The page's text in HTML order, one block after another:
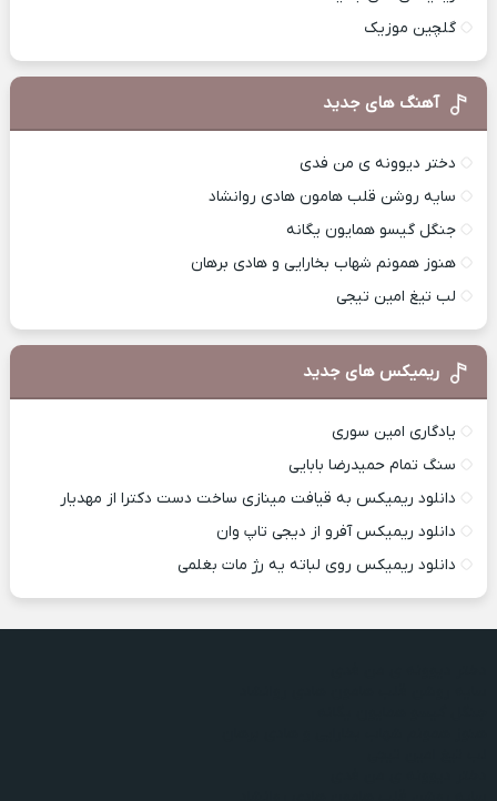
گلچین موزیک
آهنگ های جدید
دختر دیوونه ی من فدی
سایه روشن قلب هامون هادی روانشاد
جنگل گیسو همایون یگانه
هنوز همونم شهاب بخارایی و هادی برهان
لب تیغ امین تیجی
ریمیکس های جدید
یادگاری امین سوری
سنگ تمام حمیدرضا بابایی
دانلود ریمیکس به قیافت مینازی ساخت دست دکترا از مهدیار
دانلود ریمیکس آفرو از ديجی تاپ وان
دانلود ریمیکس روی لباته یه رژ مات بغلمی